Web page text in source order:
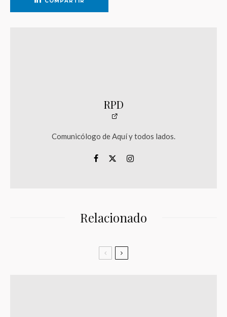
RPD
Comunicólogo de Aquí y todos lados.
Relacionado